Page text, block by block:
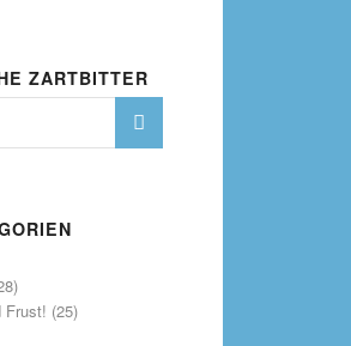
ZARTBITTER
Frust! (25)